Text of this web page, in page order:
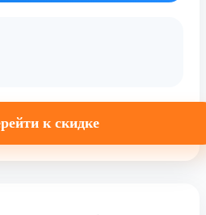
к скидке